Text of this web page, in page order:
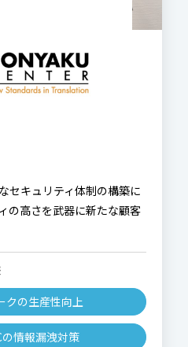
セキュリティ体制の構築に
の高さを武器に新たな顧客
クの生産性向上
情報漏洩対策